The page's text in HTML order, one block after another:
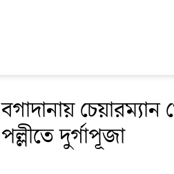
বগাদানায়
পল্লীতে দুর্গাপূজা